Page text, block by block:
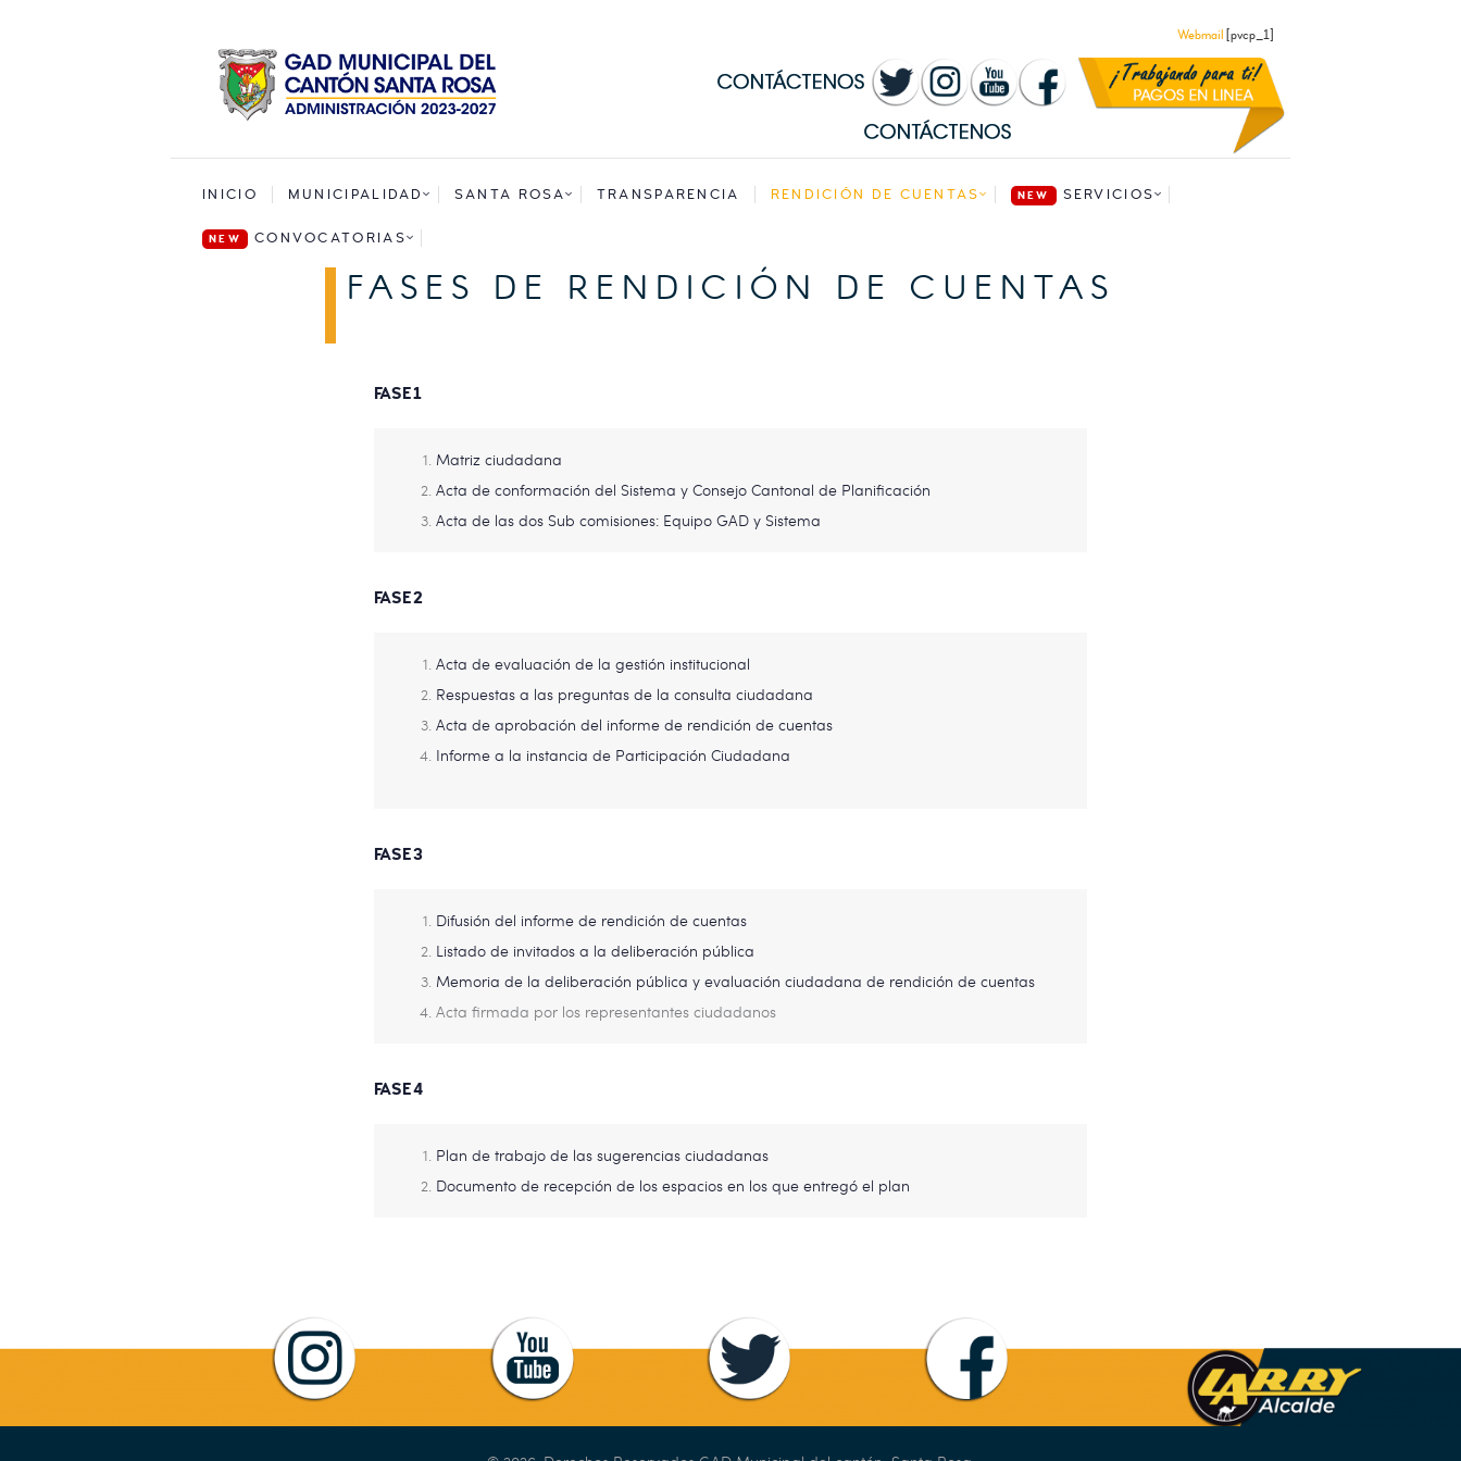
[pvcp_1]
Webmail
INICIO MUNICIPALIDAD SANTA ROSA TRANSPARENCIA RENDICIÓN DE CUENTAS SERVICIOS
CONVOCATORIAS
FASES DE RENDICIÓN DE CUENTAS
MUNICIPALIDAD
TRANSPARENCIA
CUENTAS
FASE 1
Matriz ciudadana
Acta de conformación del Sistema y Consejo Cantonal de Planificación
Acta de las dos Sub comisiones: Equipo GAD y Sistema
FASE 2
Acta de evaluación de la gestión institucional
Respuestas a las preguntas de la consulta ciudadana
Acta de aprobación del informe de rendición de cuentas
Informe a la instancia de Participación Ciudadana
FASE 3
Difusión del informe de rendición de cuentas
Listado de invitados a la deliberación pública
Memoria de la deliberación pública y evaluación ciudadana de rendición de cuentas
Acta firmada por los representantes ciudadanos
FASE 4
Plan de trabajo de las sugerencias ciudadanas
Documento de recepción de los espacios en los que entregó el plan